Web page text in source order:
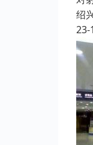
绍
23-